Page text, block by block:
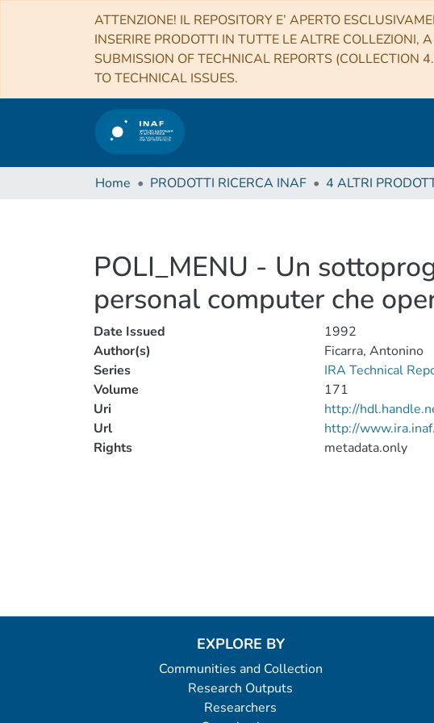
ATTENZIONE! IL REPOSITORY E’ APERTO
INSERIRE PRODOTTI IN TUTTE LE ALTRE COLLEZIONI,
SUBMISSION OF TECHNICAL REPORTS (COLLECTION
TO TECHNICAL ISSUES.
Home PRODOTTI RICERCA INAF
POLI_MENU - Un
personal computer che
Date Issued
1992
Author(s)
Ficarra, Antonino
Series
IRA Technical
Volume
171
Uri
http://
Url
http://
Rights
metadata.only
EXPLORE BY
Communities and Collection
Research Outputs
Researchers